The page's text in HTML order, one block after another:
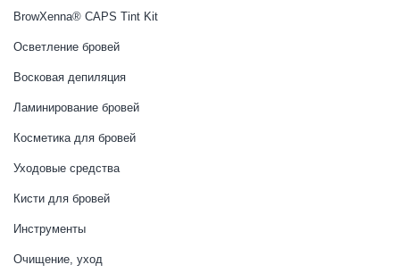
BrowXenna® CAPS Tint Kit
Осветление бровей
Восковая депиляция
Ламинирование бровей
Косметика для бровей
Уходовые средства
Кисти для бровей
Инструменты
Очищение, уход